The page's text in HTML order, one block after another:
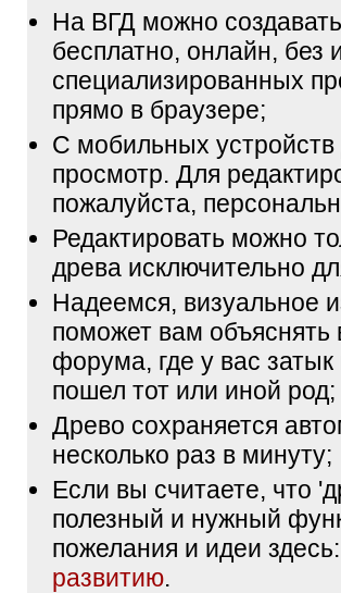
На ВГД можно
бесплатно, онлайн, без
специализированных
прямо в браузере;
С мобильных устройств
просмотр. Для
пожалуйста,
Редактировать можно
древа исключительно
Надеемся, визуальное
поможет вам объяснять
форума, где у вас затык
пошел тот или иной род;
Древо сохраняется
несколько раз в минуту;
Если вы считаете, что
полезный и нужный
пожелания и идеи здесь:
развитию.